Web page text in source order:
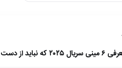
۲۰۲۵ که نباید از دست بدهید!